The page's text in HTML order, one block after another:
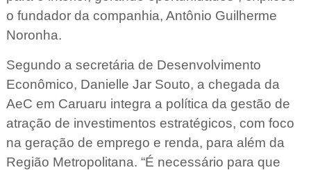
o fundador da companhia, Antônio Guilherme
Noronha.
Segundo a secretária de Desenvolvimento
Econômico, Danielle Jar Souto, a chegada da
AeC em Caruaru integra a política da gestão de
atração de investimentos estratégicos, com foco
na geração de emprego e renda, para além da
Região Metropolitana. “É necessário para que